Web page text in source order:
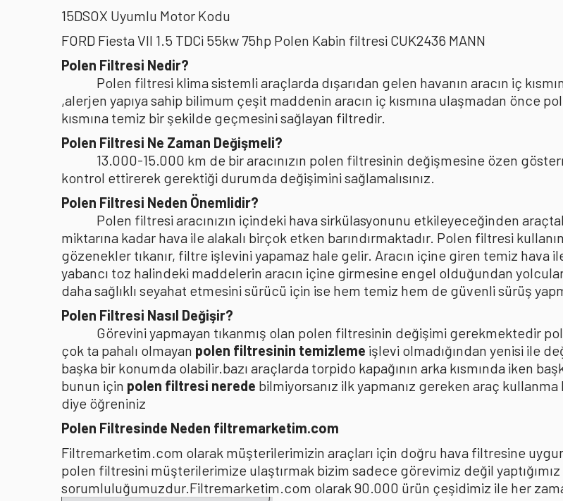
15DSOX Uyumlu Motor Kodu
FORD Fiesta VII 1.5 TDCi 55kw 75hp Polen Kabin filtresi CUK2436 MANN
Polen Filtresi Nedir?
Polen filtresi klima sistemli araçlarda dışarıdan gelen havanın aracın iç
,alerjen yapıya sahip bilimum çeşit maddenin aracın iç kısmına ulaşmadan önce
kısmına temiz bir şekilde geçmesini sağlayan filtredir.
Polen Filtresi Ne Zaman Değişmeli?
13.000-15.000 km de bir aracınızın polen filtresinin değişmesine özen
kontrol ettirerek gerektiği durumda değişimini sağlamalısınız.
Polen Filtresi Neden Önemlidir?
Polen filtresi aracınızın içindeki hava sirkülasyonunu etkileyeceğinden
miktarına kadar hava ile alakalı birçok etken barındırmaktadır. Polen filtresi
gözenekler tıkanır, filtre işlevini yapamaz hale gelir. Aracın içine giren temiz hava
yabancı toz halindeki maddelerin aracın içine girmesine engel olduğundan
daha sağlıklı seyahat etmesini sürücü için ise hem temiz hem de güvenli sürüş
Polen Filtresi Nasıl Değişir?
Görevini yapmayan tıkanmış olan polen filtresinin değişimi gerekmektedir
çok ta pahalı olmayan polen filtresinin temizleme işlevi olmadığından yenisi ile
başka bir konumda olabilir.bazı araçlarda torpido kapağının arka kısmında iken
bunun için polen filtresi nerede bilmiyorsanız ilk yapmanız gereken araç
diye öğreniniz
Polen Filtresinde Neden filtremarketim.com
Filtremarketim.com olarak müşterilerimizin araçları için doğru hava filtresine
polen filtresini müşterilerimize ulaştırmak bizim sadece görevimiz değil yaptığımız
sorumluluğumuzdur.Filtremarketim.com olarak 90.000 ürün çeşidimiz ile her